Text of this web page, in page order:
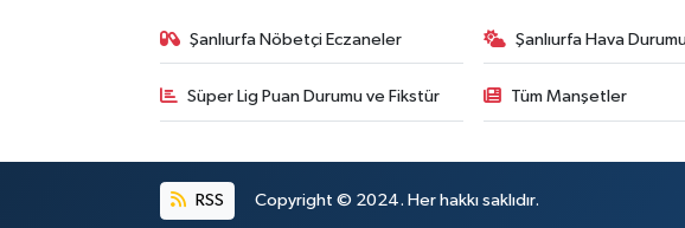
Şanlıurfa Nöbetçi Eczaneler Şanlıurfa Hava
Süper Lig Puan Durumu ve Fikstür Tüm Manşetler
RSS Copyright © 2024. Her hakkı saklıdır.